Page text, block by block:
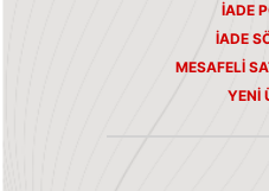
İADE
İADE
MESAFELI
YENI